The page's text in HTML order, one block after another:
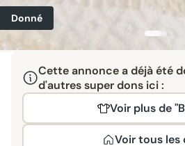
Donné
Cette annonce a déjà été
d'autres super dons ici :
Voir plus de
Voir tous les